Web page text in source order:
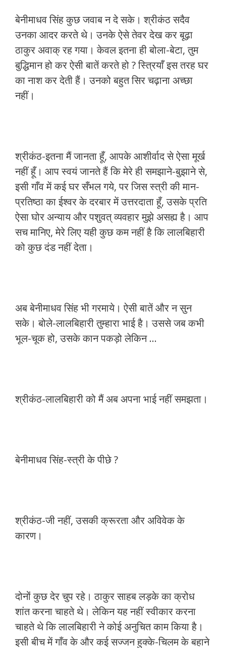
बेनीमाधव सिंह कुछ जवाब न दे सके। श्रीकंठ सदैव
उनका आदर करते थे। उनके ऐसे तेवर देख कर बूढ़ा
ठाकुर अवाक् रह गया। केवल इतना ही बोला-बेटा, तुम
बुद्धिमान हो कर ऐसी बातें करते हो ? स्त्रियाँ इस तरह घर
का नाश कर देती हैं। उनको बहुत सिर चढ़ाना अच्छा
नहीं।
श्रीकंठ-इतना मैं जानता हूँ, आपके आशीर्वाद से ऐसा मूर्ख
नहीं हूँ। आप स्वयं जानते हैं कि मेरे ही समझाने-बुझाने से,
इसी गाँव में कई घर सँभल गये, पर जिस स्त्री की मान-
प्रतिष्ठा का ईश्वर के दरबार में उत्तरदाता हूँ, उसके प्रति
ऐसा घोर अन्याय और पशुवत् व्यवहार मुझे असह्य है। आप
सच मानिए, मेरे लिए यही कुछ कम नहीं है कि लालबिहारी
को कुछ दंड नहीं देता।
अब बेनीमाधव सिंह भी गरमाये। ऐसी बातें और न सुन
सके। बोले-लालबिहारी तुम्हारा भाई है। उससे जब कभी
भूल-चूक हो, उसके कान पकड़ो लेकिन …
श्रीकंठ-लालबिहारी को मैं अब अपना भाई नहीं समझता।
बेनीमाधव सिंह-स्त्री के पीछे ?
श्रीकंठ-जी नहीं, उसकी क्रूरता और अविवेक के
कारण।
दोनों कुछ देर चुप रहे। ठाकुर साहब लड़के का क्रोध
शांत करना चाहते थे। लेकिन यह नहीं स्वीकार करना
चाहते थे कि लालबिहारी ने कोई अनुचित काम किया है।
इसी बीच में गाँव के और कई सज्जन हुक्के-चिलम के बहाने